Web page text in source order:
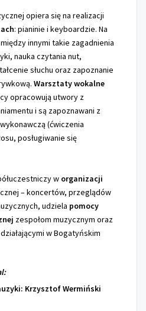
opiera się na realizacji
: pianinie i keyboardzie. Na
innymi takie zagadnienia
nauka czytania nut,
słuchu oraz zapoznanie
Warsztaty wokalne
opracowują utwory z
i są zapoznawani z
(ćwiczenia
posługiwanie się
w organizacji
– koncertów, przeglądów
udziela pomocy
zespołom muzycznym oraz
w Bogatyńskim
Krzysztof Wermiński